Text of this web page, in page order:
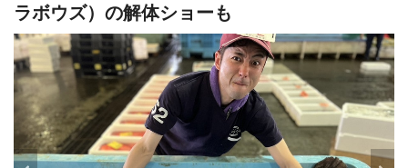
ラボウズ）の解体ショーも